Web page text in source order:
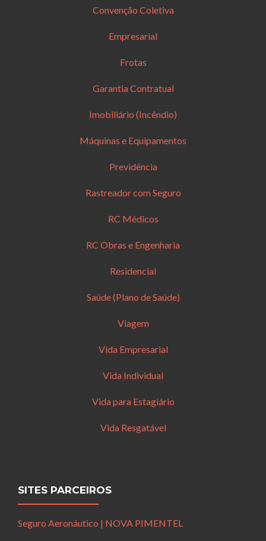
Convenção Coletiva
Empresarial
Frotas
Garantia Contratual
Imobiliário (Incêndio)
Máquinas e Equipamentos
Previdência
Rastreador com Seguro
RC Médicos
RC Obras e Engenharia
Residencial
Saúde (Plano de Saúde)
Viagem
Vida Empresarial
Vida Individual
Vida para Estagiário
Vida Resgatável
SITES PARCEIROS
Seguro Aeronáutico | NOVA PIMENTEL